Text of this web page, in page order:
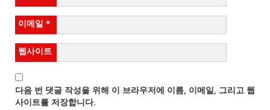
이메일 *
웹사이트
다음 번 댓글 작성을 위해 이 브라우저에 이름, 이메일, 그리고 웹
사이트를 저장합니다.